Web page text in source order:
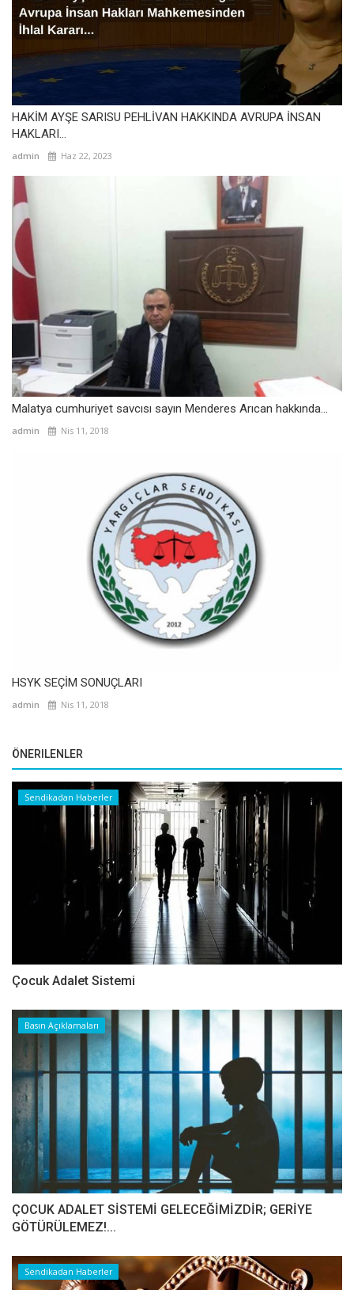
HAKİM AYŞE SARISU PEHLİVAN HAKKINDA AVRUPA İNSAN
HAKLARI...
admin Haz 22, 2023
Malatya cumhuriyet savcısı sayın Menderes Arıcan hakkında...
admin Nis 11, 2018
HSYK SEÇİM SONUÇLARI
admin Nis 11, 2018
ÖNERILENLER
Sendikadan Haberler
Çocuk Adalet Sistemi
Basın Açıklamaları
ÇOCUK ADALET SİSTEMİ GELECEĞİMİZDİR; GERİYE
GÖTÜRÜLEMEZ!...
Sendikadan Haberler